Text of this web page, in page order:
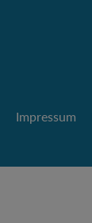
Impressum